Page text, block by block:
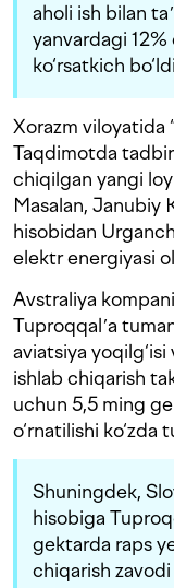
aholi ish bilan
yanvardagi
ko‘rsatkich
Xorazm viloyatida
Taqdimotda
chiqilgan yangi
Masalan, Janubiy
hisobidan
elektr energiyasi
Avstraliya
Tuproqqalʼa
aviatsiya yoqilg‘isi
ishlab chiqarish
uchun 5,5 ming
o‘rnatilishi ko‘zda
Shuningdek,
hisobiga
gektarda raps
chiqarish